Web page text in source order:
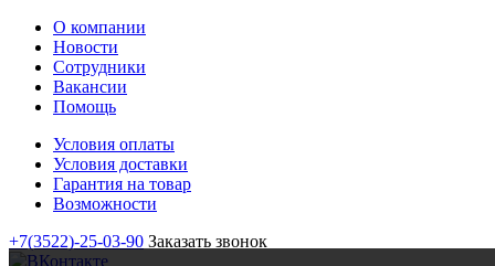
О компании
Новости
Сотрудники
Вакансии
Помощь
Условия оплаты
Условия доставки
Гарантия на товар
Возможности
+7(3522)-25-03-90 Заказать звонок